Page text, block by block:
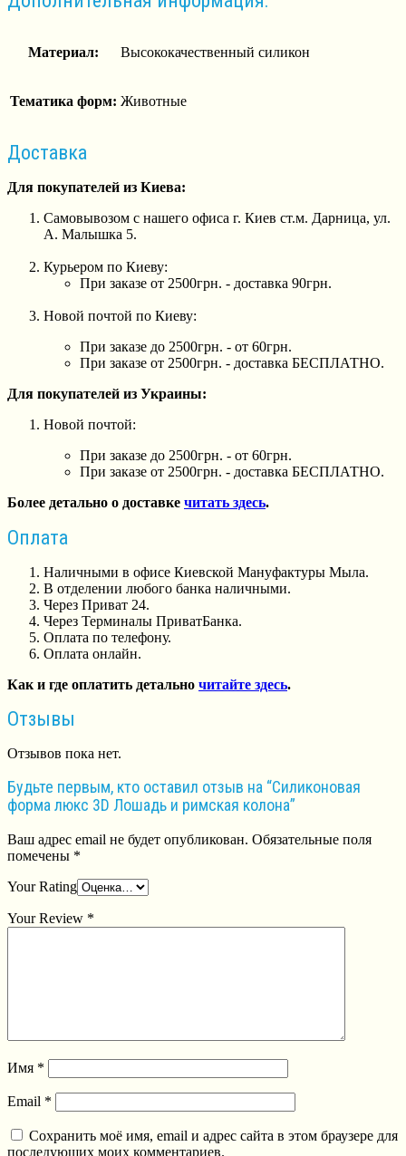
Материал: Высококачественный силикон
Тематика форм: Животные
Доставка
Для покупателей из Киева:
Самовывозом с нашего офиса г. Киев ст.м. Дарница, ул.
А. Малышка 5.
Курьером по Киеву:
При заказе от 2500грн. - доставка 90грн.
Новой почтой по Киеву:
При заказе до 2500грн. - от 60грн.
При заказе от 2500грн. - доставка БЕСПЛАТНО.
Для покупателей из Украины:
Новой почтой:
При заказе до 2500грн. - от 60грн.
При заказе от 2500грн. - доставка БЕСПЛАТНО.
Более детально о доставке читать здесь.
Оплата
Наличными в офисе Киевской Мануфактуры Мыла.
В отделении любого банка наличными.
Через Приват 24.
Через Терминалы ПриватБанка.
Оплата по телефону.
Оплата онлайн.
Как и где оплатить детально читайте здесь.
Отзывы
Отзывов пока нет.
Будьте первым, кто оставил отзыв на “Силиконовая
форма люкс 3D Лошадь и римская колона”
Ваш адрес email не будет опубликован. Обязательные поля
помечены *
Your Rating
Your Review *
Имя *
Email *
Сохранить моё имя, email и адрес сайта в этом браузере для
последующих моих комментариев.